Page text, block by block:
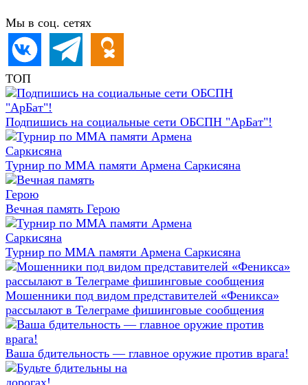
Мы в соц. сетях
ТОП
Подпишись на социальные сети ОБСПН "АрБат"!
Турнир по ММА памяти Армена Саркисяна
Вечная память Герою
Турнир по ММА памяти Армена Саркисяна
Мошенники под видом представителей «Феникса»
рассылают в Телеграме фишинговые сообщения
Ваша бдительность — главное оружие против врага!